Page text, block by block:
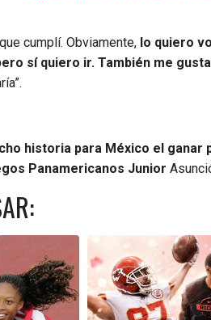
cumplí. Obviamente, lo quiero
sí quiero ir. También me
historia para México el ganar
Panamericanos Junior